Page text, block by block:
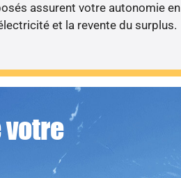
assurent votre autonomie en
et la revente du surplus.
votre